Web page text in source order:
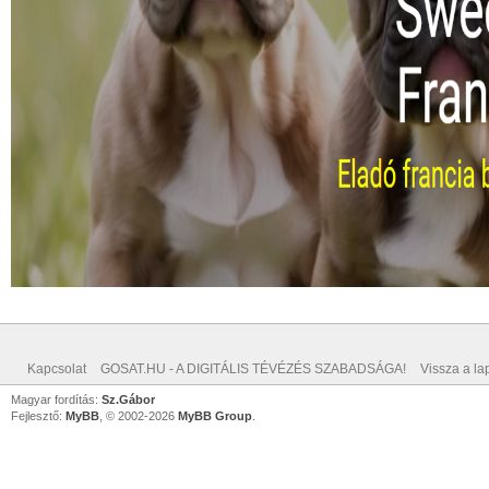
Kapcsolat GOSAT.HU - A DIGITÁLIS TÉVÉZÉS SZABADSÁGA! Vissza a
Magyar fordítás: Sz.Gábor
Fejlesztő: MyBB , © 2002-2026 MyBB Group